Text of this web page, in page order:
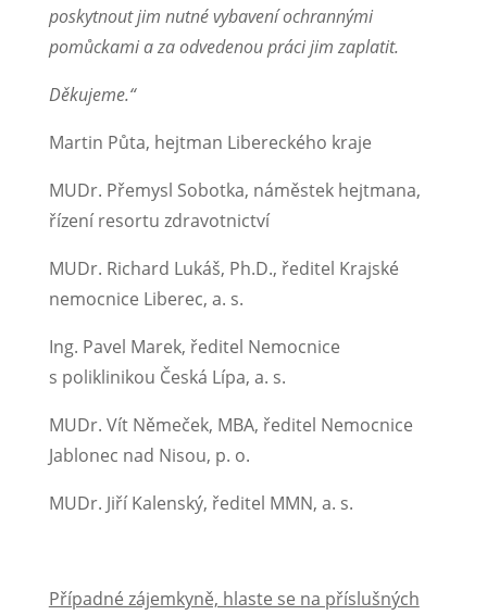
poskytnout jim nutné vybavení ochrannými
pomůckami a za odvedenou práci jim zaplatit.
Děkujeme.“
Martin Půta, hejtman Libereckého kraje
MUDr. Přemysl Sobotka, náměstek hejtmana,
řízení resortu zdravotnictví
MUDr. Richard Lukáš, Ph.D., ředitel Krajské
nemocnice Liberec, a. s.
Ing. Pavel Marek, ředitel Nemocnice
s poliklinikou Česká Lípa, a. s.
MUDr. Vít Němeček, MBA, ředitel Nemocnice
Jablonec nad Nisou, p. o.
MUDr. Jiří Kalenský, ředitel MMN, a. s.
Případné zájemkyně, hlaste se na příslušných